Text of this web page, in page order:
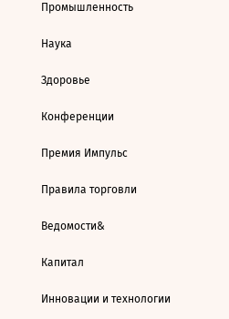
Промышленность
Наука
Здоровье
Конференции
Премия Импульс
Правила торговли
Ведомости&
Капитал
Инновации и технологии